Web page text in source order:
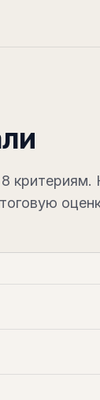
8 критериям.